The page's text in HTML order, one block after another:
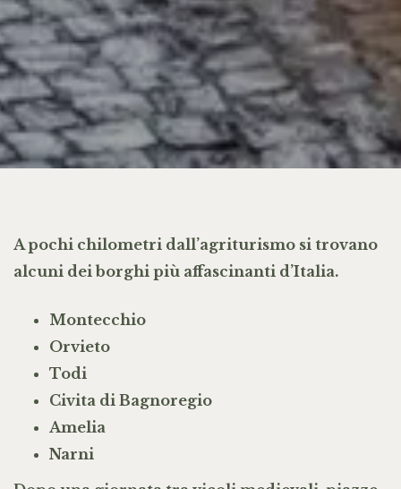
A pochi chilometri dall’agriturismo si trovano
alcuni dei borghi più affascinanti d’Italia.
Montecchio
Orvieto
Todi
Civita di Bagnoregio
Amelia
Narni